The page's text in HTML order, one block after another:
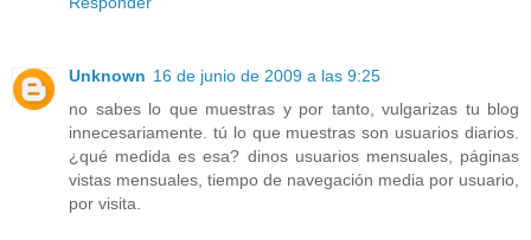
Unknown 16 de junio de 2009 a las 9:25
no sabes lo que muestras y por tanto, vulgarizas tu blog
innecesariamente. tú lo que muestras son usuarios diarios.
¿qué medida es esa? dinos usuarios mensuales, páginas
vistas mensuales, tiempo de navegación media por usuario,
por visita.